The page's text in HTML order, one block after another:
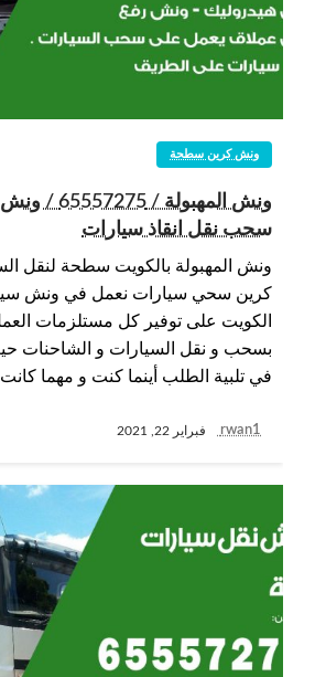
ونش كرين سطحة
ونش
سحب نقل انقاذ سيارات
ونش المهبولة بالكويت سطحة لنقل
كرين سحي سيارات نعمل في ونش
الكويت على توفير كل مستلزمات
بسحب و نقل السيارات و الشاحنات
في تلبية الطلب أينما كنت و مهما
rwan1 فبراير 22, 2021